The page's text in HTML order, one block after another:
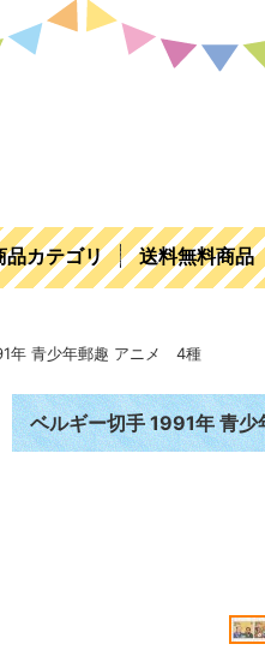
品カテゴリ 送料無料商品
年 青少年郵趣 アニメ 4種
ベルギー切手 1991年 青